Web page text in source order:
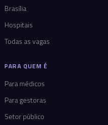
Brasília
Hospitais
Todas as vagas
PARA QUEM É
Para médicos
Para gestoras
Setor público